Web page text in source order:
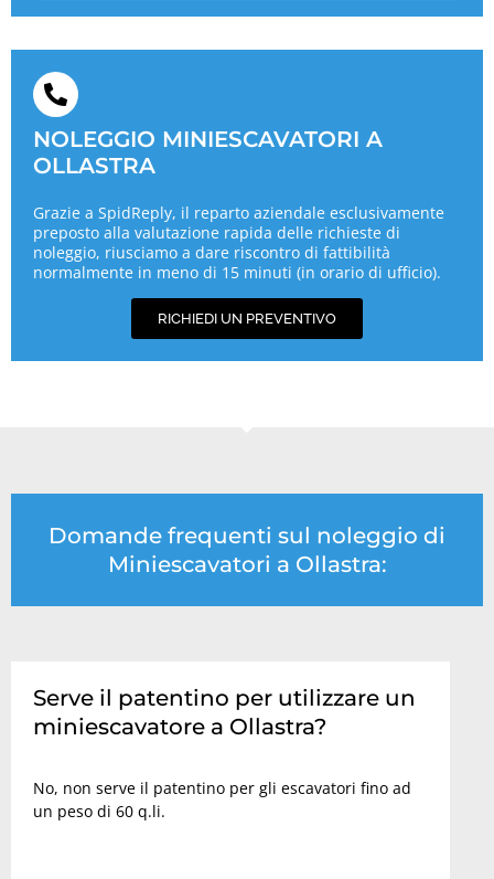
NOLEGGIO MINIESCAVATORI A
OLLASTRA
Grazie a SpidReply, il reparto aziendale esclusivamente
preposto alla valutazione rapida delle richieste di
noleggio, riusciamo a dare riscontro di fattibilità
normalmente in meno di 15 minuti (in orario di ufficio).
RICHIEDI UN PREVENTIVO
Domande frequenti sul noleggio di
Miniescavatori a Ollastra:
Serve il patentino per utilizzare un
miniescavatore a Ollastra?
No, non serve il patentino per gli escavatori fino ad
un peso di 60 q.li.